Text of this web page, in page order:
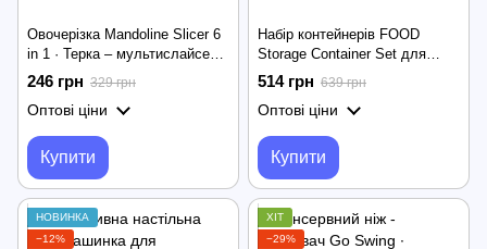
Овочерізка Mandoline Slicer 6
in 1 · Терка – мультислайсер
для овочів та фруктів з
контейнером
246 грн 329 грн
Оптові ціни
Купити
Набір контейнерів FOOD
Storage Container Set для
зберігання їжі, сипких та круп
∙ 7 ємностей з герметичними
кришками
514 грн 639 грн
Оптові ціни
Купити
НОВИНКА
−12%
ХІТ
−29%